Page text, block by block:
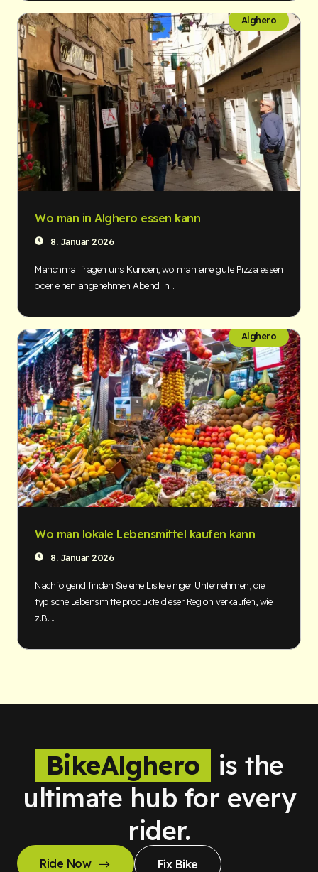
Alghero
Wo man in Alghero essen kann
8. Januar 2026
Manchmal fragen uns Kunden, wo man eine gute Pizza essen
oder einen angenehmen Abend in...
Alghero
Wo man lokale Lebensmittel kaufen kann
8. Januar 2026
Nachfolgend finden Sie eine Liste einiger Unternehmen, die
typische Lebensmittelprodukte dieser Region verkaufen, wie
z.B....
BikeAlghero
is the
ultimate hub for every
rider.
Ride Now Fix Bike